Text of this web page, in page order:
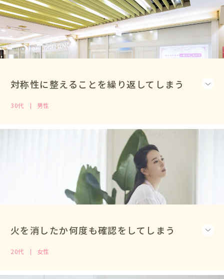
対称性に整えることを繰り返してしまう
30代 男性
火を消したか何度も確認をしてしまう
20代 女性